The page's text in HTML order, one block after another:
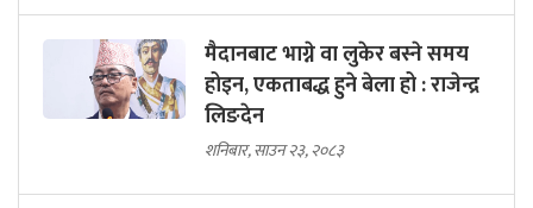
मैदानबाट भाग्ने वा लुकेर बस्ने समय
होइन, एकताबद्ध हुने बेला हो : राजेन्द्र
लिङदेन
शनिबार, साउन २३, २०८३